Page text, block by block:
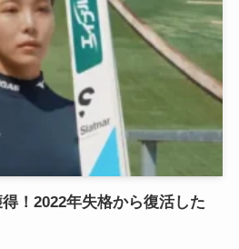
！2022年失格から復活した